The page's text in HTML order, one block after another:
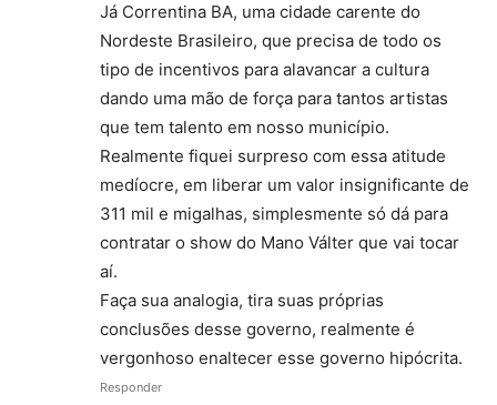
Já Correntina BA, uma cidade carente do
Nordeste Brasileiro, que precisa de todo os
tipo de incentivos para alavancar a cultura
dando uma mão de força para tantos artistas
que tem talento em nosso município.
Realmente fiquei surpreso com essa atitude
medíocre, em liberar um valor insignificante de
311 mil e migalhas, simplesmente só dá para
contratar o show do Mano Válter que vai tocar
aí.
Faça sua analogia, tira suas próprias
conclusões desse governo, realmente é
vergonhoso enaltecer esse governo hipócrita.
Responder